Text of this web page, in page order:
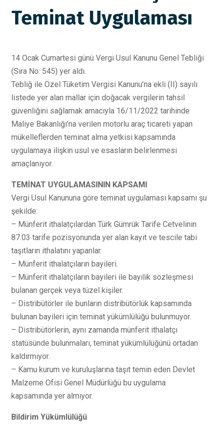
Teminat Uygulaması
14 Ocak Cumartesi günü Vergi Usul Kanunu Genel Tebliği
(Sıra No: 545) yer aldı.
Tebliğ ile Özel Tüketim Vergisi Kanunu’na ekli (II) sayılı
listede yer alan mallar için doğacak vergilerin tahsil
güvenliğini sağlamak amacıyla 16/11/2022 tarihinde
Maliye Bakanlığı’na verilen motorlu araç ticareti yapan
mükelleflerden teminat alma yetkisi kapsamında
uygulamaya ilişkin usul ve esasların belirlenmesi
amaçlanıyor.
TEMİNAT UYGULAMASININ KAPSAMI
Vergi Usul Kanununa göre teminat uygulaması kapsamı şu
şekilde:
– Münferit ithalatçılardan Türk Gümrük Tarife Cetvelinin
87.03 tarife pozisyonunda yer alan kayıt ve tescile tabi
taşıtların ithalatını yapanlar.
– Münferit ithalatçıların bayileri.
– Münferit ithalatçıların bayileri ile bayilik sözleşmesi
bulanan gerçek veya tüzel kişiler.
– Distribütörler ile bunların distribütörlük kapsamında
bulunan bayileri için teminat yükümlülüğü bulunmuyor.
– Distribütörlerin, aynı zamanda münferit ithalatçı
statüsünde bulunmaları, teminat yükümlülüğünü ortadan
kaldırmıyor.
– Kamu kurum ve kuruluşlarına taşıt temin eden Devlet
Malzeme Ofisi Genel Müdürlüğü bu uygulama
kapsamında yer almıyor.
Bildirim Yükümlülüğü